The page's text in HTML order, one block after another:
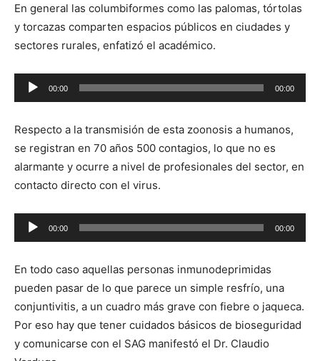
En general las columbiformes como las palomas, tórtolas
y torcazas comparten espacios públicos en ciudades y
sectores rurales, enfatizó el académico.
Reproductor
de
00:00 00:00
Respecto a la transmisión de esta zoonosis a humanos,
se registran en 70 años 500 contagios, lo que no es
alarmante y ocurre a nivel de profesionales del sector, en
contacto directo con el virus.
Reproductor
de
00:00 00:00
En todo caso aquellas personas inmunodeprimidas
pueden pasar de lo que parece un simple resfrío, una
conjuntivitis, a un cuadro más grave con fiebre o jaqueca.
Por eso hay que tener cuidados básicos de bioseguridad
y comunicarse con el SAG manifestó el Dr. Claudio